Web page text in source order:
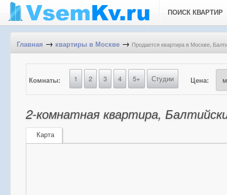
ПОИСК КВАРТИР
Главная → квартиры в Москве → Продается квартира в Москве,
Комнаты: 1 2 3 4 5+ Студии Цена:
2-комнатная квартира,
Карта